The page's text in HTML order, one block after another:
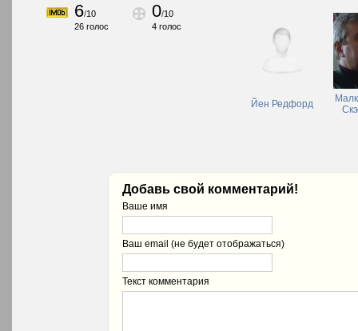
6/10
26 голос
0/10
4 голос
Йен Редфорд
Добавь свой комментарий!
Ваше имя
Ваш email (не будет отображаться)
Текст комментария